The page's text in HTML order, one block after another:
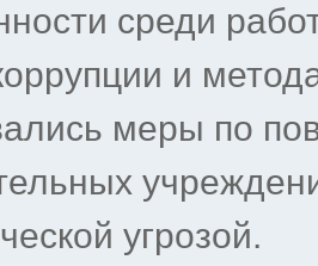
среди
и
меры по
угрозой.